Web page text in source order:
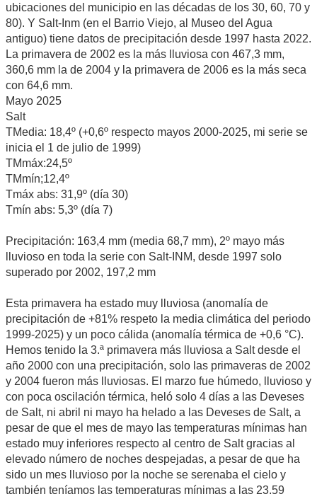
ubicaciones del municipio en las décadas de los 30, 60, 70 y
80). Y Salt-Inm (en el Barrio Viejo, al Museo del Agua
antiguo) tiene datos de precipitación desde 1997 hasta 2022.
La primavera de 2002 es la más lluviosa con 467,3 mm,
360,6 mm la de 2004 y la primavera de 2006 es la más seca
con 64,6 mm.
Mayo 2025
Salt
TMedia: 18,4º (+0,6º respecto mayos 2000-2025, mi serie se
inicia el 1 de julio de 1999)
TMmáx:24,5º
TMmín;12,4º
Tmáx abs: 31,9º (día 30)
Tmín abs: 5,3º (día 7)
Precipitación: 163,4 mm (media 68,7 mm), 2º mayo más
lluvioso en toda la serie con Salt-INM, desde 1997 solo
superado por 2002, 197,2 mm
Esta primavera ha estado muy lluviosa (anomalía de
precipitación de +81% respeto la media climática del periodo
1999-2025) y un poco cálida (anomalía térmica de +0,6 °C).
Hemos tenido la 3.ª primavera más lluviosa a Salt desde el
año 2000 con una precipitación, solo las primaveras de 2002
y 2004 fueron más lluviosas. El marzo fue húmedo, lluvioso y
con poca oscilación térmica, heló solo 4 días a las Deveses
de Salt, ni abril ni mayo ha helado a las Deveses de Salt, a
pesar de que el mes de mayo las temperaturas mínimas han
estado muy inferiores respecto al centro de Salt gracias al
elevado número de noches despejadas, a pesar de que ha
sido un mes lluvioso por la noche se serenaba el cielo y
también teníamos las temperaturas mínimas a las 23,59